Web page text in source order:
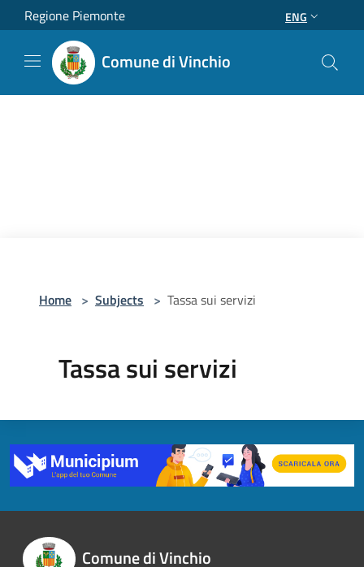
Salta al contenuto principale
Regione Piemonte ENG
Comune di Vinchio
Home > Subjects > Tassa sui servizi
Tassa sui servizi
Comune di Vinchio